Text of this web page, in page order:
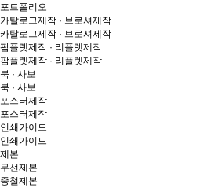
포트폴리오
카탈로그제작 · 브로셔제작
카탈로그제작 · 브로셔제작
팜플렛제작 · 리플렛제작
팜플렛제작 · 리플렛제작
북 · 사보
북 · 사보
포스터제작
포스터제작
인쇄가이드
인쇄가이드
제본
무선제본
중철제본